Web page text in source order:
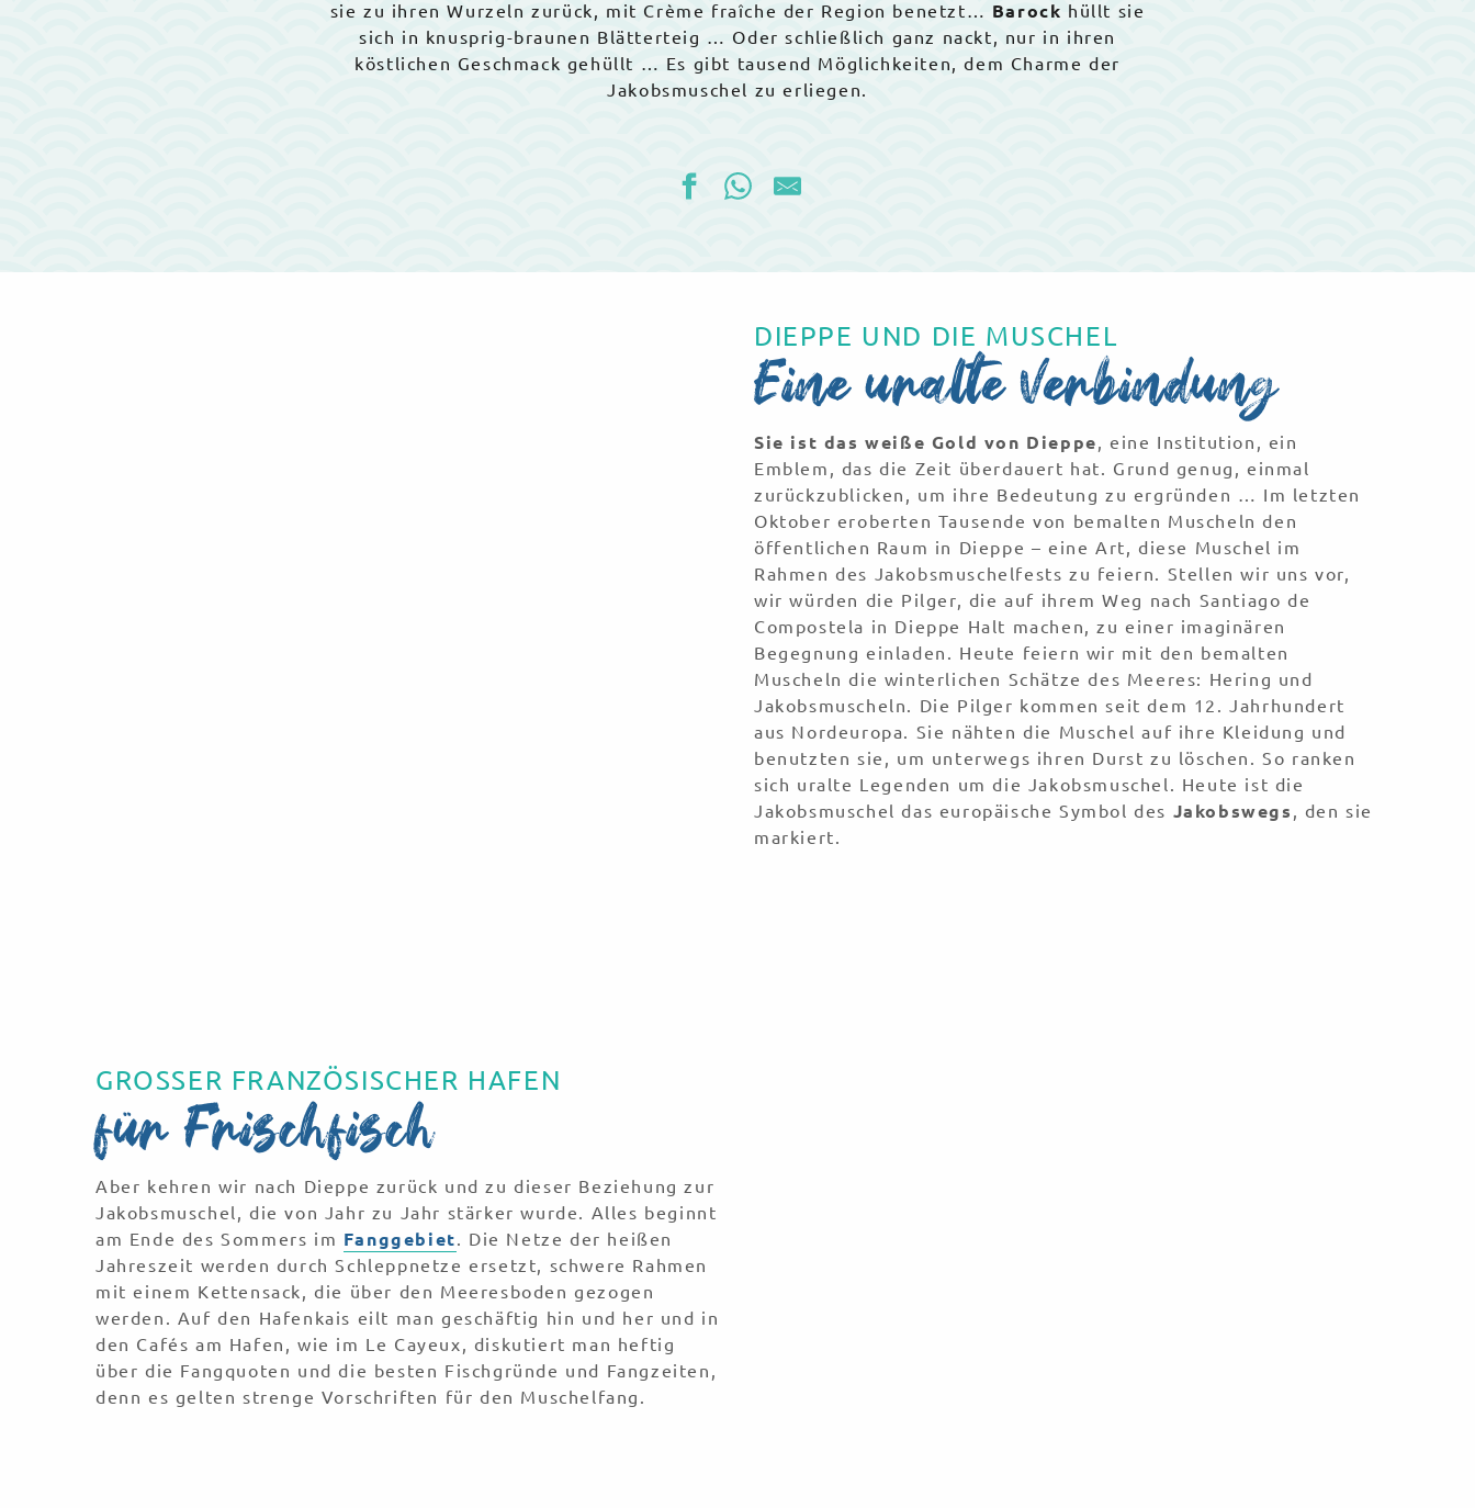
sie zu ihren Wurzeln zurück, mit Crème fraîche der Region benetzt… Barock hüllt sie
sich in knusprig-braunen Blätterteig … Oder schließlich ganz nackt, nur in ihren
köstlichen Geschmack gehüllt … Es gibt tausend Möglichkeiten, dem Charme der
Jakobsmuschel zu erliegen.
DIEPPE UND DIE MUSCHEL
Eine uralte Verbindung
Sie ist das weiße Gold von Dieppe, eine Institution, ein
Emblem, das die Zeit überdauert hat. Grund genug, einmal
zurückzublicken, um ihre Bedeutung zu ergründen … Im letzten
Oktober eroberten Tausende von bemalten Muscheln den
öffentlichen Raum in Dieppe – eine Art, diese Muschel im
Rahmen des Jakobsmuschelfests zu feiern. Stellen wir uns vor,
wir würden die Pilger, die auf ihrem Weg nach Santiago de
Compostela in Dieppe Halt machen, zu einer imaginären
Begegnung einladen. Heute feiern wir mit den bemalten
Muscheln die winterlichen Schätze des Meeres: Hering und
Jakobsmuscheln. Die Pilger kommen seit dem 12. Jahrhundert
aus Nordeuropa. Sie nähten die Muschel auf ihre Kleidung und
benutzten sie, um unterwegs ihren Durst zu löschen. So ranken
sich uralte Legenden um die Jakobsmuschel. Heute ist die
Jakobsmuschel das europäische Symbol des Jakobswegs , den sie
markiert.
Herings- und Jakobsmuschelfest
Mehr erfahren
GROSSER FRANZÖSISCHER HAFEN
für Frischfisch
Aber kehren wir nach Dieppe zurück und zu dieser Beziehung zur
Jakobsmuschel, die von Jahr zu Jahr stärker wurde. Alles beginnt
am Ende des Sommers im Fanggebiet. Die Netze der heißen
Jahreszeit werden durch Schleppnetze ersetzt, schwere Rahmen
mit einem Kettensack, die über den Meeresboden gezogen
werden. Auf den Hafenkais eilt man geschäftig hin und her und in
den Cafés am Hafen, wie im Le Cayeux, diskutiert man heftig
über die Fangquoten und die besten Fischgründe und Fangzeiten,
denn es gelten strenge Vorschriften für den Muschelfang.